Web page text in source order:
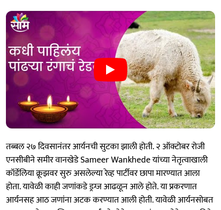
तब्बल २७ दिवसानंतर आर्यनची सुटका झाली होती. २ ऑक्टोबर रोजी
एनसीबीने समीर वानखेडे Sameer Wankhede यांच्या नेतृत्वाखाली
कॉर्डेलिया क्रूझवर सुरु असलेल्या रेव्ह पार्टीवर छापा मारण्यात आला
होता. यावेळी काही जणांकडे ड्रग्ज आढळून आले होते. या प्रकरणात
आर्यनसह आठ जणांना अटक करण्यात आली होती. यावेळी आर्यनसोबत